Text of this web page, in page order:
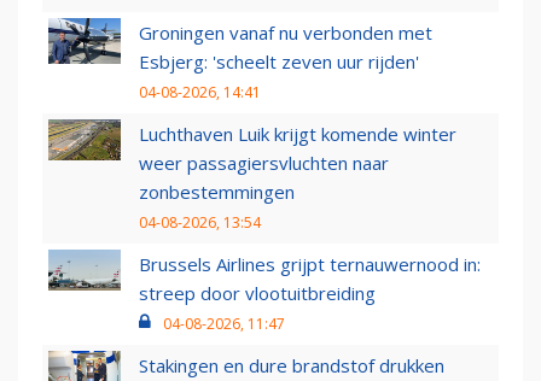
Groningen vanaf nu verbonden met
Esbjerg: 'scheelt zeven uur rijden'
04-08-2026, 14:41
Luchthaven Luik krijgt komende winter
weer passagiersvluchten naar
zonbestemmingen
04-08-2026, 13:54
Brussels Airlines grijpt ternauwernood in:
streep door vlootuitbreiding
04-08-2026, 11:47
Stakingen en dure brandstof drukken